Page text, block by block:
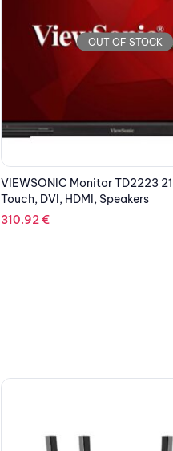
OUT OF STOCK
EPSON Cartridge Light
C13S020449
47.15€